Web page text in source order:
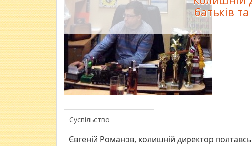
Суспільство
батьків
Євгеній Романов, колишній директор